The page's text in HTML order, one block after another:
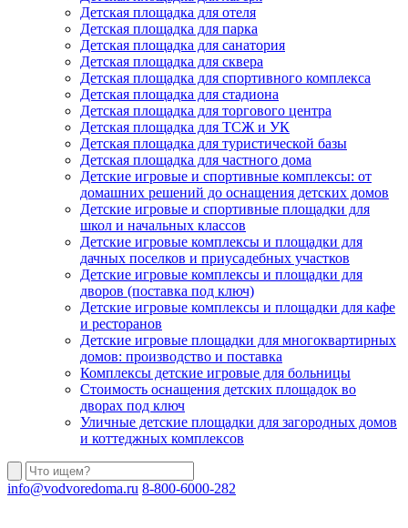
Детская площадка для отеля
Детская площадка для парка
Детская площадка для санатория
Детская площадка для сквера
Детская площадка для спортивного комплекса
Детская площадка для стадиона
Детская площадка для торгового центра
Детская площадка для ТСЖ и УК
Детская площадка для туристической базы
Детская площадка для частного дома
Детские игровые и спортивные комплексы: от
домашних решений до оснащения детских домов
Детские игровые и спортивные площадки для
школ и начальных классов
Детские игровые комплексы и площадки для
дачных поселков и приусадебных участков
Детские игровые комплексы и площадки для
дворов (поставка под ключ)
Детские игровые комплексы и площадки для кафе
и ресторанов
Детские игровые площадки для многоквартирных
домов: производство и поставка
Комплексы детские игровые для больницы
Стоимость оснащения детских площадок во
дворах под ключ
Уличные детские площадки для загородных домов
и коттеджных комплексов
info@vodvoredoma.ru 8-800-6000-282